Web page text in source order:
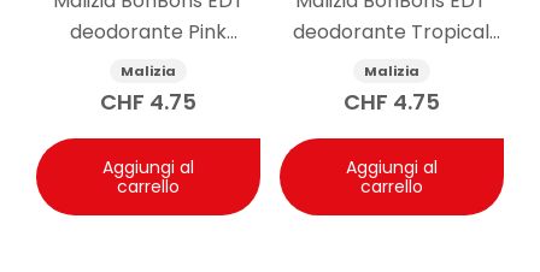
deodorante Pink
Grapefruit 75 ml
Malizia
CHF 4.75
Aggiungi al
carrello
deodorante Tropical
Berry 75 ml
Malizia
CHF 4.75
Aggiungi al
carrello